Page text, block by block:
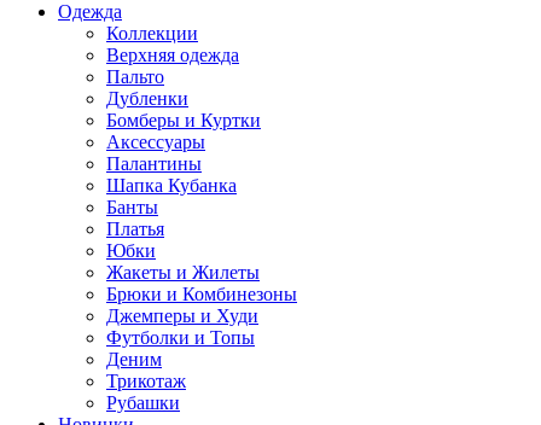
Одежда
Коллекции
Верхняя одежда
Пальто
Дубленки
Бомберы и Куртки
Аксессуары
Палантины
Шапка Кубанка
Банты
Платья
Юбки
Жакеты и Жилеты
Брюки и Комбинезоны
Джемперы и Худи
Футболки и Топы
Деним
Трикотаж
Рубашки